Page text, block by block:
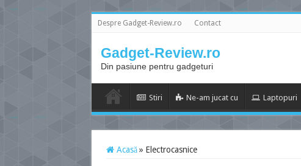
Despre Gadget-Review.ro Contact
Gadget-Review.ro
Din pasiune pentru gadgeturi
Stiri Ne-am jucat cu Laptopuri
Acasă » Electrocasnice